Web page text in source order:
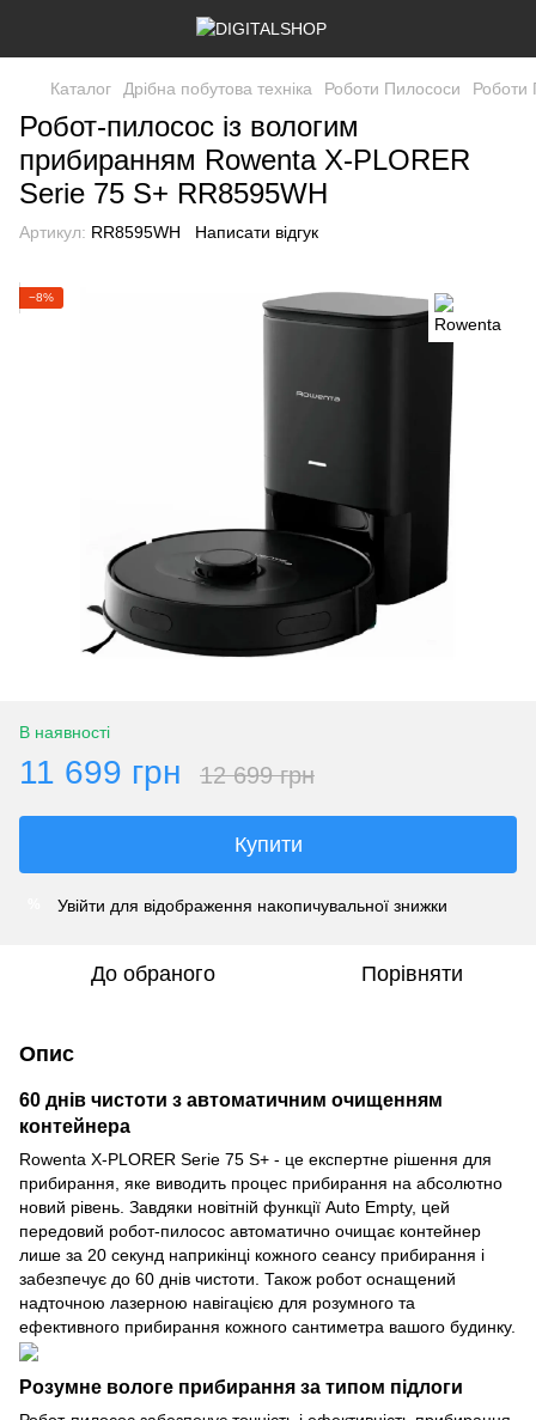
Каталог Дрібна побутова техніка Роботи Пилососи Роботи
Робот-пилосос із вологим
прибиранням Rowenta X-PLORER
Serie 75 S+ RR8595WH
Артикул: RR8595WH Написати відгук
−8%
В наявності
11 699 грн 12 699 грн
Купити
Увійти для відображення накопичувальної знижки
До обраного Порівняти
Опис
60 днів чистоти з автоматичним очищенням
контейнера
Rowenta X-PLORER Serie 75 S+ - це експертне рішення для
прибирання, яке виводить процес прибирання на абсолютно
новий рівень. Завдяки новітній функції Auto Empty, цей
передовий робот-пилосос автоматично очищає контейнер
лише за 20 секунд наприкінці кожного сеансу прибирання і
забезпечує до 60 днів чистоти. Також робот оснащений
надточною лазерною навігацією для розумного та
ефективного прибирання кожного сантиметра вашого будинку.
Розумне вологе прибирання за типом підлоги